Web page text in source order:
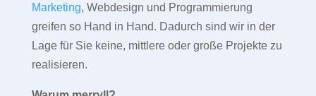
Marketing, Webdesign und Programmierung
greifen so Hand in Hand. Dadurch sind wir in der
Lage für Sie keine, mittlere oder große Projekte zu
realisieren.